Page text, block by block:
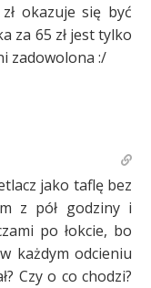
okazuje się być
za 65 zł jest tylko
zadowolona :/
jako taflę bez
z pół godziny i
po łokcie, bo
każdym odcieniu
Czy o co chodzi?